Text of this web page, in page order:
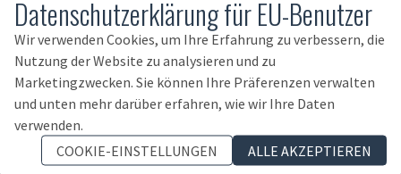
ECOMILL 800 V
DMG - VERTIKAL-BEARBEITUNGSZENTRUM
DEUTSCHLAND 2016 11.898 STD
38.000 €
Datenschutzerklärung für EU-Benutzer
Wir verwenden Cookies, um Ihre Erfahrung zu verbessern, die
Nutzung der Website zu analysieren und zu
Marketingzwecken. Sie können Ihre Präferenzen verwalten
und unten mehr darüber erfahren, wie wir Ihre Daten
verwenden.
COOKIE-EINSTELLUNGEN
ALLE AKZEPTIEREN